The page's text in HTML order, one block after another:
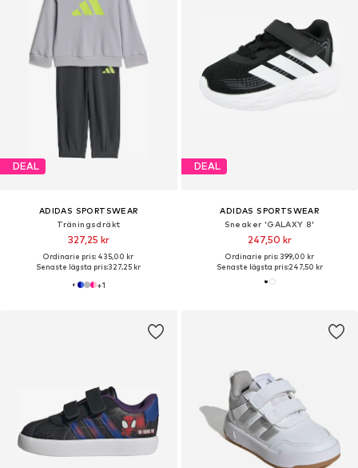
DEAL
ADIDAS SPORTSWEAR
Träningsdräkt
327,25 kr
Ordinarie pris: 435,00 kr
Senaste lägsta pris:327,25 kr
+1
DEAL
ADIDAS SPORTSWEAR
Sneaker 'GALAXY 8'
247,50 kr
Ordinarie pris: 399,00 kr
Senaste lägsta pris:247,50 kr